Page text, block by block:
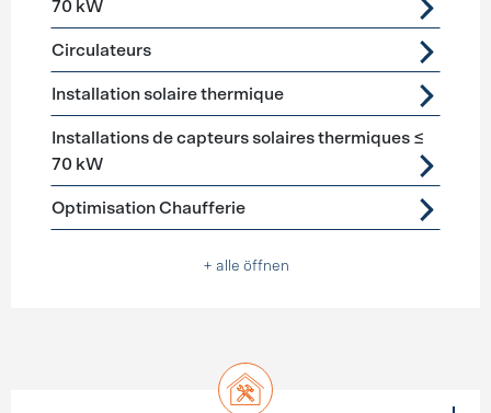
70 kW
Circulateurs
Installation solaire thermique
Installations de capteurs solaires thermiques ≤
70 kW
Optimisation Chaufferie
+ alle öffnen